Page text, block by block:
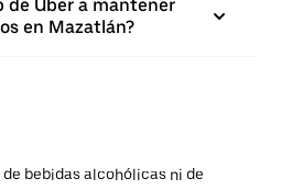
de Uber a mantener
en Mazatlán?
bebidas alcohólicas ni de